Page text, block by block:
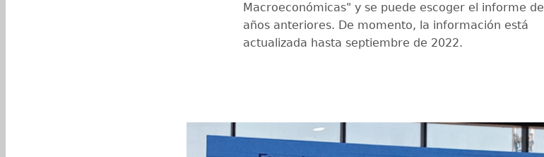
Macroeconómicas" y se puede escoger el informe de
años anteriores. De momento, la información está
actualizada hasta septiembre de 2022.